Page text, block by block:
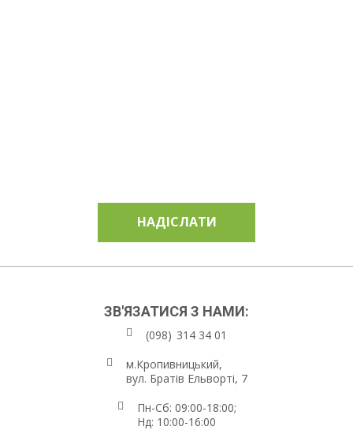
НАДІСЛАТИ
ЗВ'ЯЗАТИСЯ З НАМИ:
(098) 314 34 01
м.Кропивницький,
вул. Братів Ельворті, 7
Пн-Сб: 09:00-18:00;
Нд: 10:00-16:00